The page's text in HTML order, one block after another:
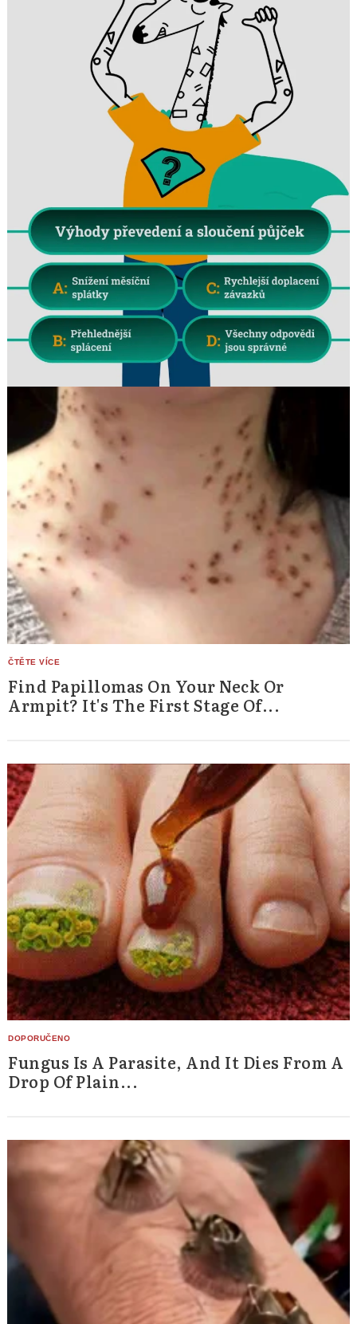
Find Papillomas On Your Neck Or
Armpit? It's The First Stage Of...
Fungus Is A Parasite, And It Dies From A
Drop Of Plain...